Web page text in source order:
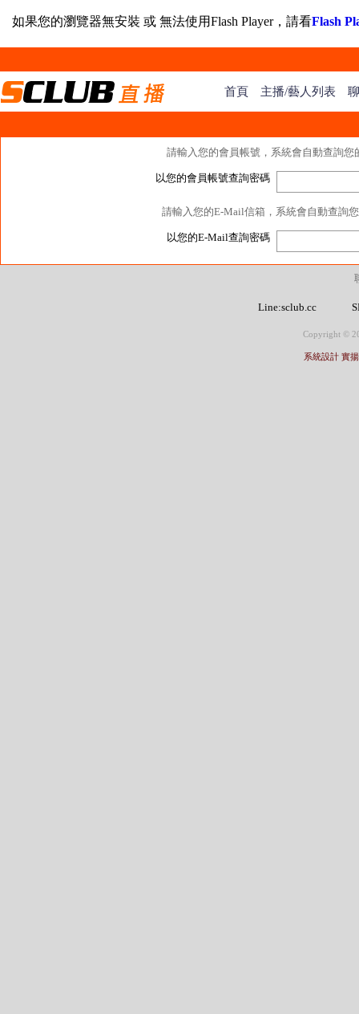
如果您的瀏覽器無安裝 或 無法使用Flash Player，請看Flash
首頁 主播/藝人列表
請輸入您的會員帳號，系統會自動查詢
以您的會員帳號查詢密碼
請輸入您的E-Mail信箱，系統會自動查詢
以您的E-Mail查詢密碼
Line:sclub.cc
Copyright ©
系統設計 實